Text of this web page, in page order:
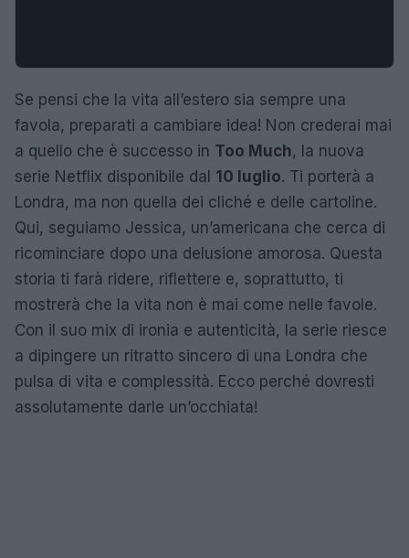
Se pensi che la vita all’estero sia sempre una
favola, preparati a cambiare idea! Non crederai mai
a quello che è successo in Too Much, la nuova
serie Netflix disponibile dal 10 luglio. Ti porterà a
Londra, ma non quella dei cliché e delle cartoline.
Qui, seguiamo Jessica, un’americana che cerca di
ricominciare dopo una delusione amorosa. Questa
storia ti farà ridere, riflettere e, soprattutto, ti
mostrerà che la vita non è mai come nelle favole.
Con il suo mix di ironia e autenticità, la serie riesce
a dipingere un ritratto sincero di una Londra che
pulsa di vita e complessità. Ecco perché dovresti
assolutamente darle un’occhiata!